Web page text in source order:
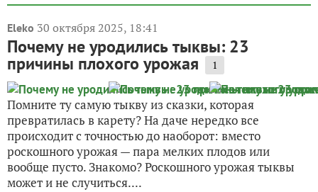
Eleko 30 октября 2025, 18:41
Почему не уродились тыквы: 23
причины плохого урожая 1
Помните ту самую тыкву из сказки, которая
превратилась в карету? На даче нередко все
происходит с точностью до наоборот: вместо
роскошного урожая — пара мелких плодов или
вообще пусто. Знакомо? Роскошного урожая тыквы
может и не случиться....